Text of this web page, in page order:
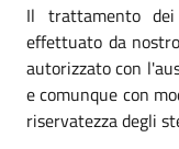
Il trattamento
effettuato da
autorizzato con
e comunque con
riservatezza degli